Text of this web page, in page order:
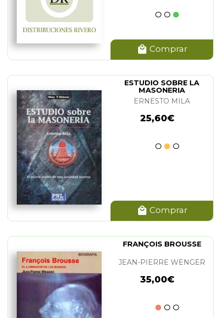
Comprar
ESTUDIO SOBRE LA
MASONERIA
ERNESTO MILA
25,60€
Comprar
FRANÇOIS BROUSSE
JEAN-PIERRE WENGER
35,00€